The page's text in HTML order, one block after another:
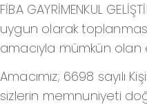
FİBA GAYRİMENKUL
uygun olarak
amacıyla mümkün
Amacımız; 6698 sayılı
sizlerin memnuniyeti